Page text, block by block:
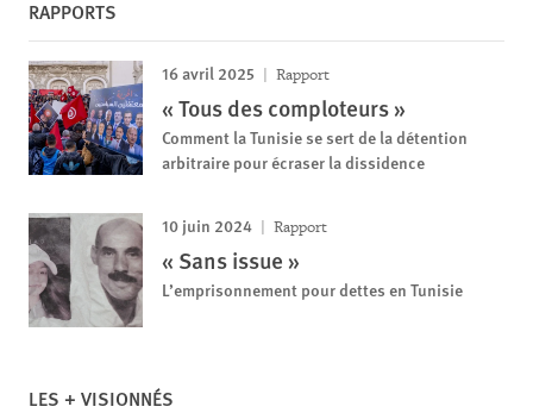
RAPPORTS
16 avril 2025 Rapport
« Tous des comploteurs »
Comment la Tunisie se sert de la détention
arbitraire pour écraser la dissidence
10 juin 2024 Rapport
« Sans issue »
L’emprisonnement pour dettes en Tunisie
LES + VISIONNÉS